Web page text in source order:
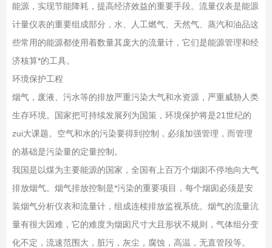
能源，实现节能降耗，提高经济效益的重要手段。流量仪表是能源
计量仪表的重要组成部分，水、人工燃气、天然气、蒸汽和油品这
些常用的能源都使用着数量其庞大的流量计，它们是能源管理和经
济核算*的工具。
环境保护工程
烟气，废液、污水等的排放严重污染大气和水资源，严重威胁人类
生存环境。国家把可持续发展列为国策，环境保护将是21世纪的
zui大课题。空气和水的污染要得到控制，必须加强管理，而管理
的基础是污染量的定量控制。
我国是以煤为主要能源的国家，全国有上百万个烟囱不停地向大气
排放烟气。烟气排放控制是*污染的重要项目，每个烟囱必须是安
装烟气分析仪表和流量计，组成连椟排放监视系统。烟气的流量沆
量有很大因难，它的难度为烟囱尺寸大且形状不规则，气体组分变
化不定，流速范围大，脏污，灰尘，腐蚀，高温，无直管段等。